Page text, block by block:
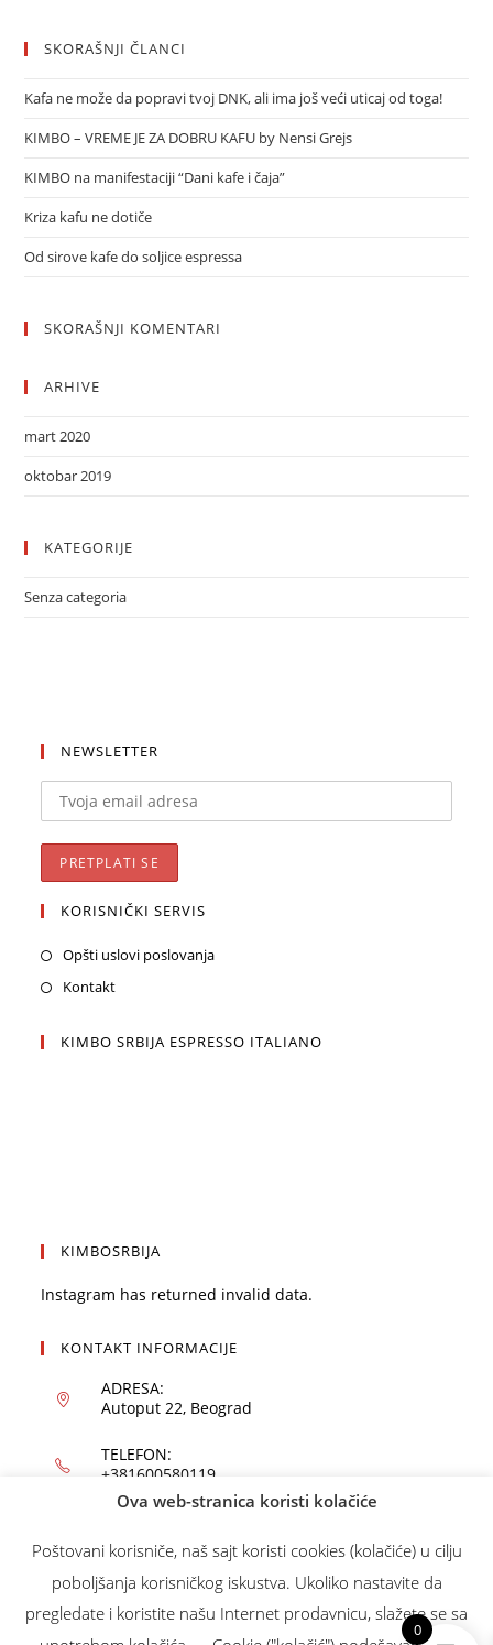
SKORAŠNJI ČLANCI
Kafa ne može da popravi tvoj DNK, ali ima još veći uticaj od toga!
KIMBO – VREME JE ZA DOBRU KAFU by Nensi Grejs
KIMBO na manifestaciji “Dani kafe i čaja”
Kriza kafu ne dotiče
Od sirove kafe do soljice espressa
SKORAŠNJI KOMENTARI
ARHIVE
mart 2020
oktobar 2019
KATEGORIJE
Senza categoria
NEWSLETTER
KORISNIČKI SERVIS
Opšti uslovi poslovanja
Kontakt
KIMBO SRBIJA ESPRESSO ITALIANO
KIMBOSRBIJA
Instagram has returned invalid data.
KONTAKT INFORMACIJE
ADRESA:
Autoput 22, Beograd
TELEFON:
+381600580119
office@kimbo.rs
WEBSITE:
kimbo.rs
Ova web-stranica koristi kolačiće
Poštovani korisniče, naš sajt koristi cookies (kolačiće) u cilju
poboljšanja korisničkog iskustva. Ukoliko nastavite da
pregledate i koristite našu Internet prodavnicu, slažete se sa
0